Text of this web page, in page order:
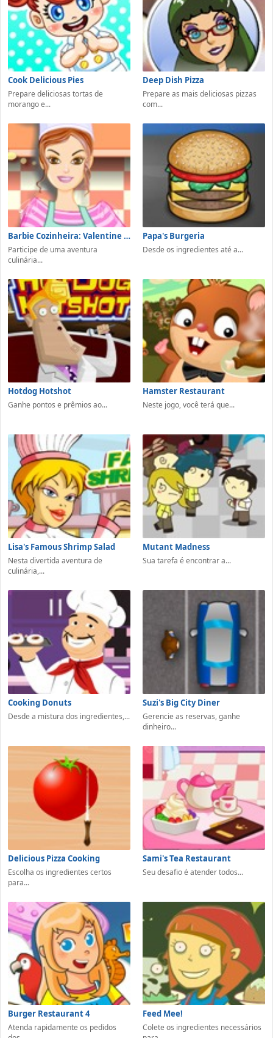
Cook Delicious Pies
Prepare deliciosas tortas de
morango e...
Deep Dish Pizza
Prepare as mais deliciosas pizzas
com...
Barbie Cozinheira: Valentine Blanc Mange
Participe de uma aventura
culinária...
Papa's Burgeria
Desde os ingredientes até a...
Hotdog Hotshot
Ganhe pontos e prêmios ao...
Hamster Restaurant
Neste jogo, você terá que...
Lisa's Famous Shrimp Salad
Nesta divertida aventura de
culinária,...
Mutant Madness
Sua tarefa é encontrar a...
Cooking Donuts
Desde a mistura dos ingredientes,...
Suzi's Big City Diner
Gerencie as reservas, ganhe
dinheiro...
Delicious Pizza Cooking
Escolha os ingredientes certos
para...
Sami's Tea Restaurant
Seu desafio é atender todos...
Burger Restaurant 4
Atenda rapidamente os pedidos
Feed Mee!
Colete os ingredientes necessários